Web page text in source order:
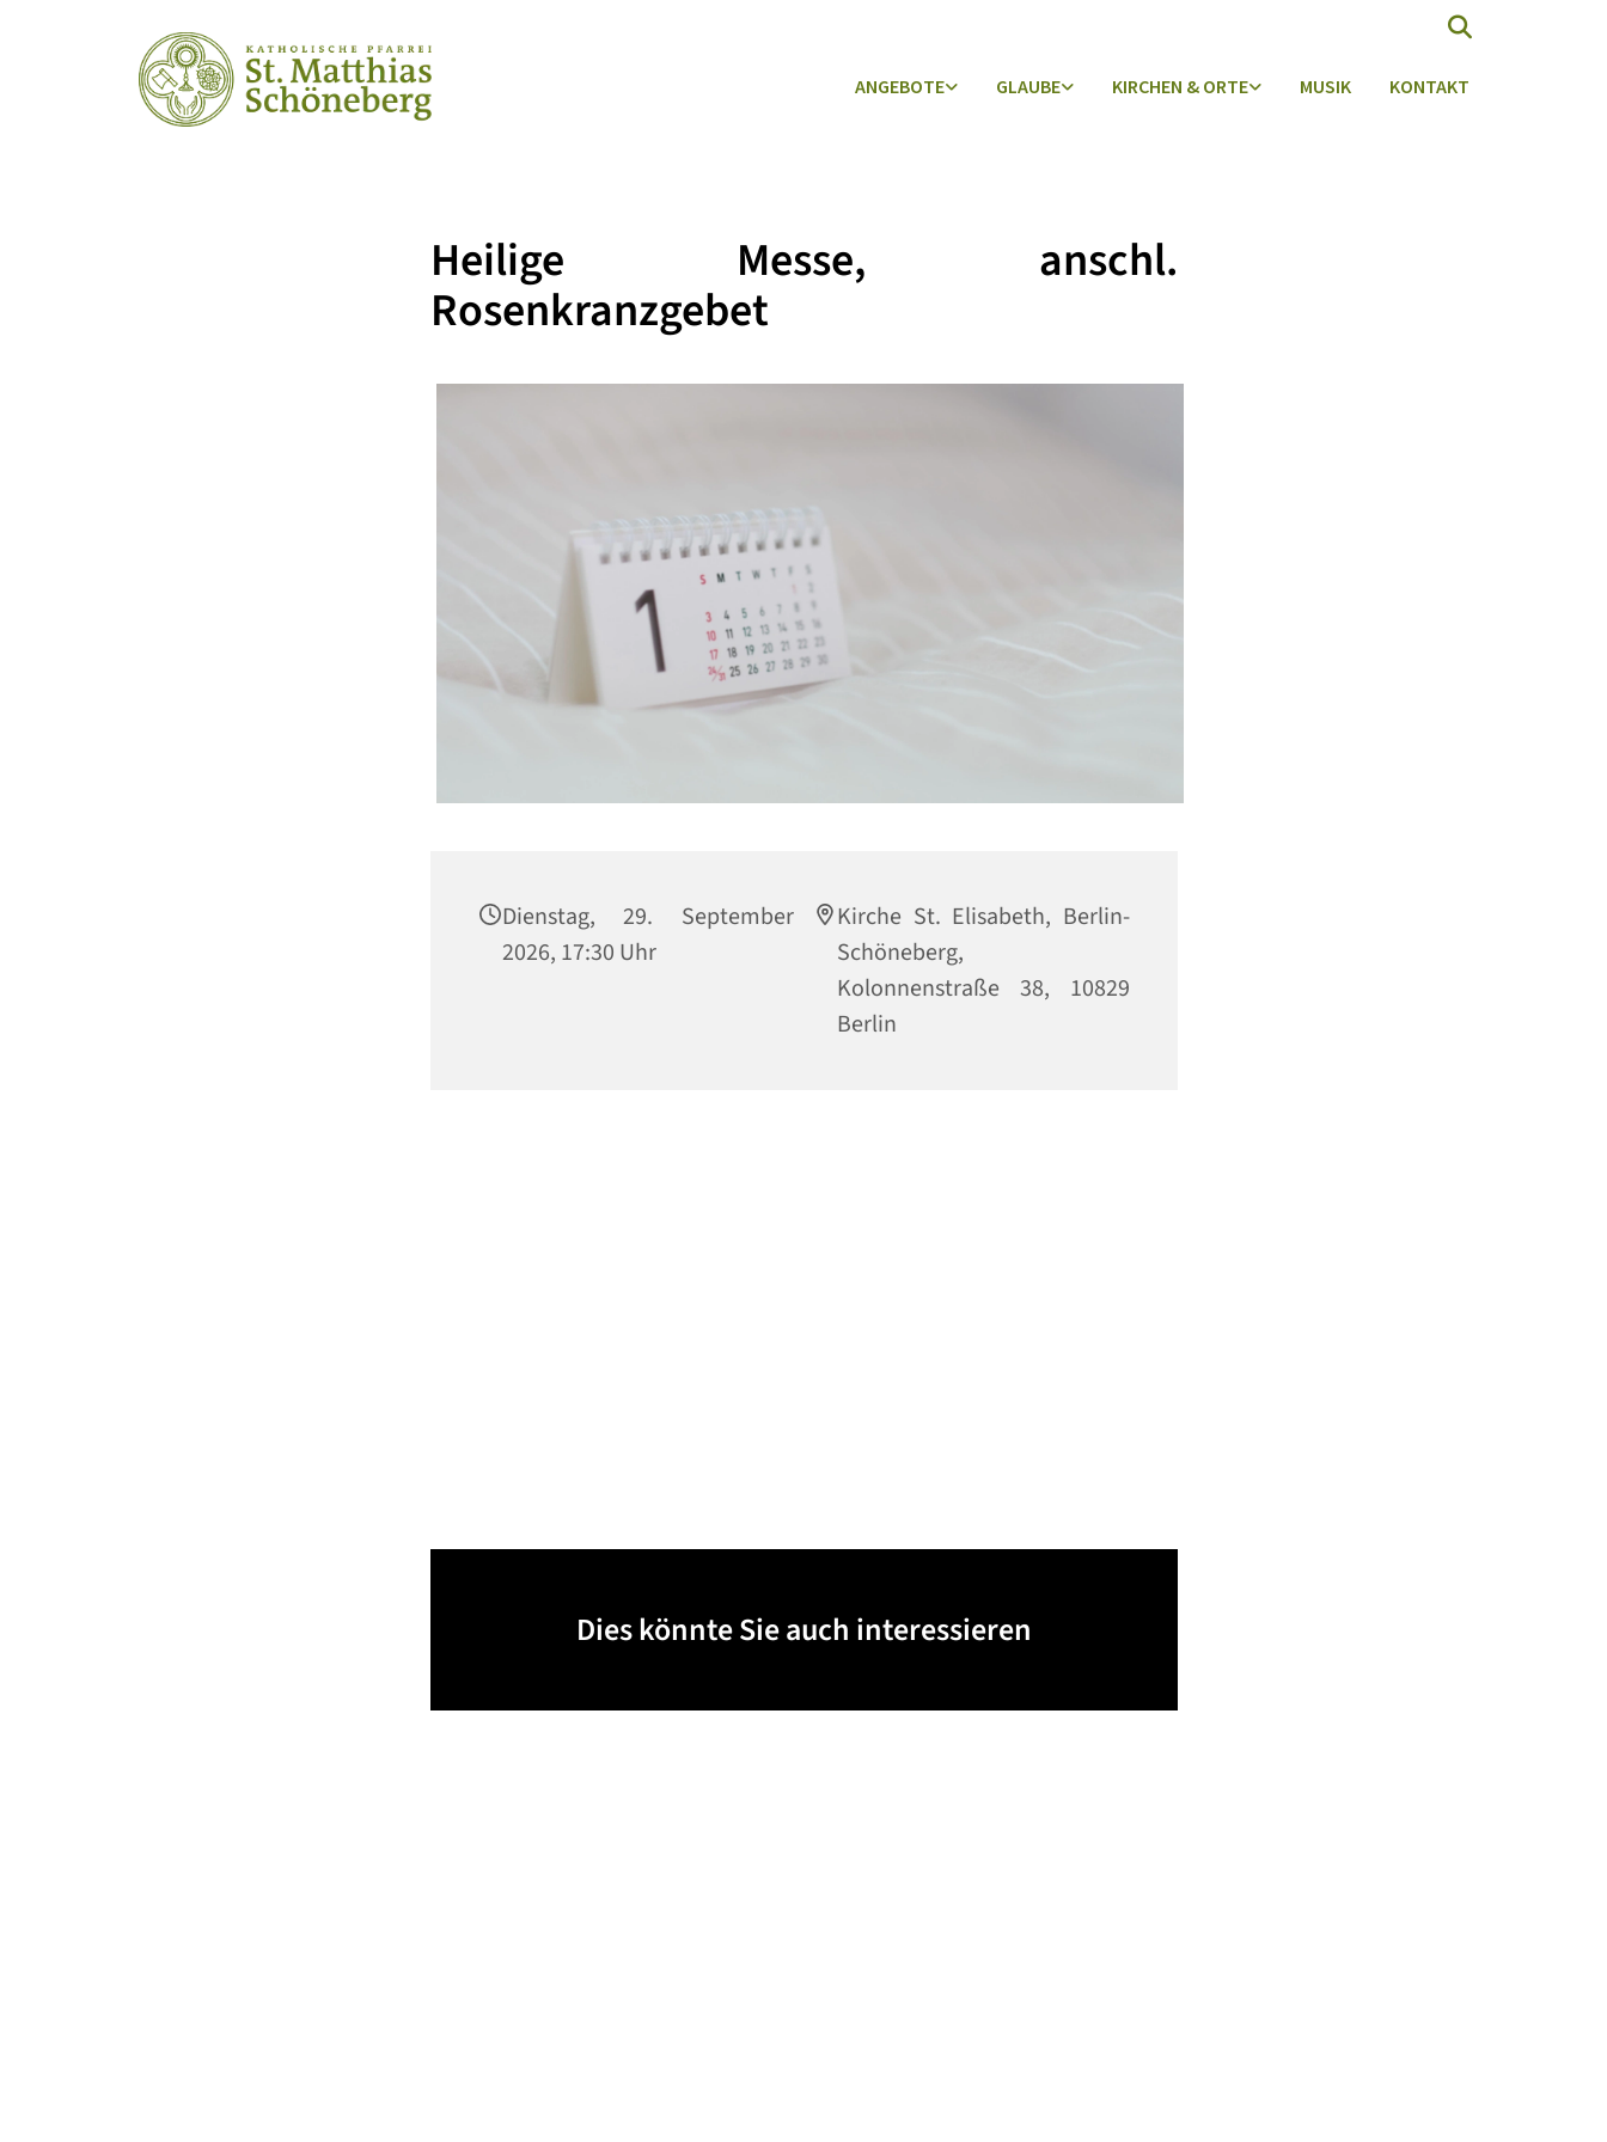
ANGEBOTE GLAUBE KIRCHEN & ORTE MUSIK KONTAKT
Heilige Messe, anschl.
Rosenkranzgebet
Dienstag, 29. September
2026, 17:30 Uhr
Kirche St. Elisabeth, Berlin-
Schöneberg,
Kolonnenstraße 38, 10829
Berlin
Dies könnte Sie auch interessieren